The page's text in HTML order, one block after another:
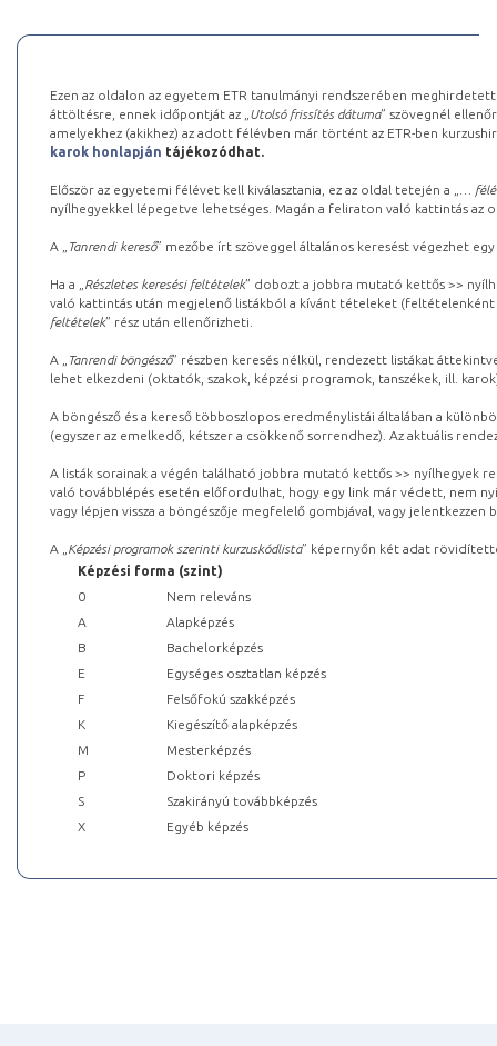
Ezen az oldalon az egyetem ETR tanulmányi rendszerében
áttöltésre, ennek időpontját az „ Utolsó frissítés dátuma” szövegnél
amelyekhez (akikhez) az adott félévben már történt az ETR-ben
karok honlapján tájékozódhat.
Először az egyetemi félévet kell kiválasztania, ez az oldal tetején a „
…
nyílhegyekkel lépegetve lehetséges. Magán a feliraton való kattintás az
A „ Tanrendi kereső” mezőbe írt szöveggel általános keresést végezhet
Ha a „ Részletes keresési feltételek” dobozt a jobbra mutató kettős >>
való kattintás után megjelenő listákból a kívánt tételeket (feltételenként
feltételek” rész után ellenőrizheti.
A „ Tanrendi böngésző” részben keresés nélkül, rendezett listákat
lehet elkezdeni (oktatók, szakok, képzési programok, tanszékek, ill.
A böngésző és a kereső többoszlopos eredménylistái általában a
(egyszer az emelkedő, kétszer a csökkenő sorrendhez). Az aktuális
A listák sorainak a végén található jobbra mutató kettős >> nyílhegyek
való továbblépés esetén előfordulhat, hogy egy link már védett, nem
vagy lépjen vissza a böngészője megfelelő gombjával, vagy
A „ Képzési programok szerinti kurzuskódlista” képernyőn két adat
Képzési forma (szint)
0
Nem releváns
A
Alapképzés
B
Bachelorképzés
E
Egységes osztatlan képzés
F
Felsőfokú szakképzés
K
Kiegészítő alapképzés
M
Mesterképzés
P
Doktori képzés
S
Szakirányú továbbképzés
X
Egyéb képzés